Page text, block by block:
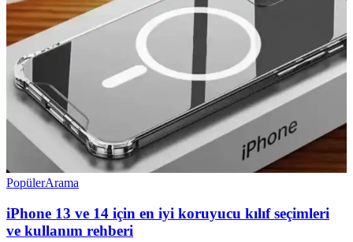
PopülerArama
iPhone 13 ve 14 için en iyi koruyucu kılıf seçimleri
ve kullanım rehberi